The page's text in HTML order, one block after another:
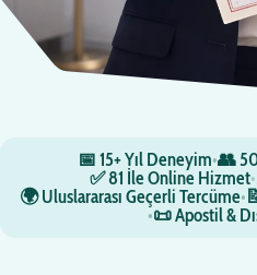
📅 15+ Yıl Deneyim•👥
✅ 81 İle Online Hizmet•
🌍 Uluslararası Geçerli Tercüme•
•📜 Apostil &